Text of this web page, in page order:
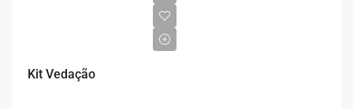
Kit Vedação